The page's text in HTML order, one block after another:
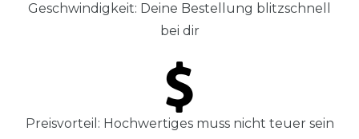
Geschwindigkeit: Deine Bestellung blitzschnell
bei dir
Preisvorteil: Hochwertiges muss nicht teuer sein